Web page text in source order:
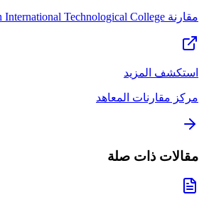
مقارنة International Technological College
استكشف المزيد
مركز مقارنات المعاهد
مقالات ذات صلة